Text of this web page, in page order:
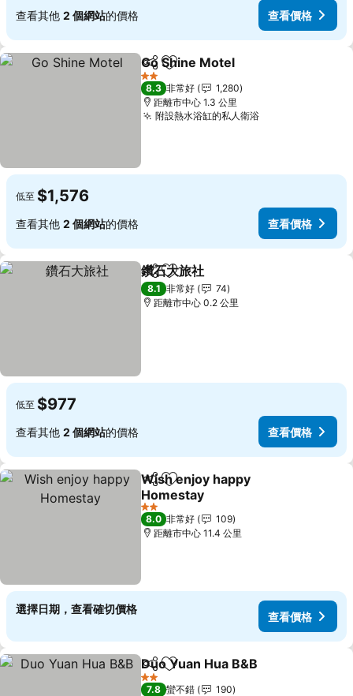
查看其他 2 個網站的價格 查看價格
分享 加入我的最愛
Go Shine Motel
2 星級
8.3 非常好
1,280
距離市中心 1.3 公里
附設熱水浴缸的私人衛浴
低至 $1,576
查看其他 2 個網站的價格 查看價格
分享 加入我的最愛
鑽石大旅社
8.1 非常好
74
距離市中心 0.2 公里
低至 $977
查看其他 2 個網站的價格 查看價格
分享 加入我的最愛
Wish enjoy happy
Homestay
2 星級
8.0 非常好
109
距離市中心 11.4 公里
選擇日期，查看確切價格
查看價格
分享 加入我的最愛
Duo Yuan Hua B&B
2 星級
7.8 蠻不錯
190